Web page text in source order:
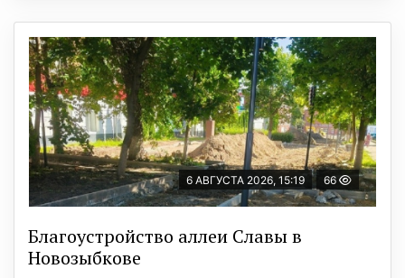
6 АВГУСТА 2026, 15:19 66
Благоустройство аллеи Славы в
Новозыбкове